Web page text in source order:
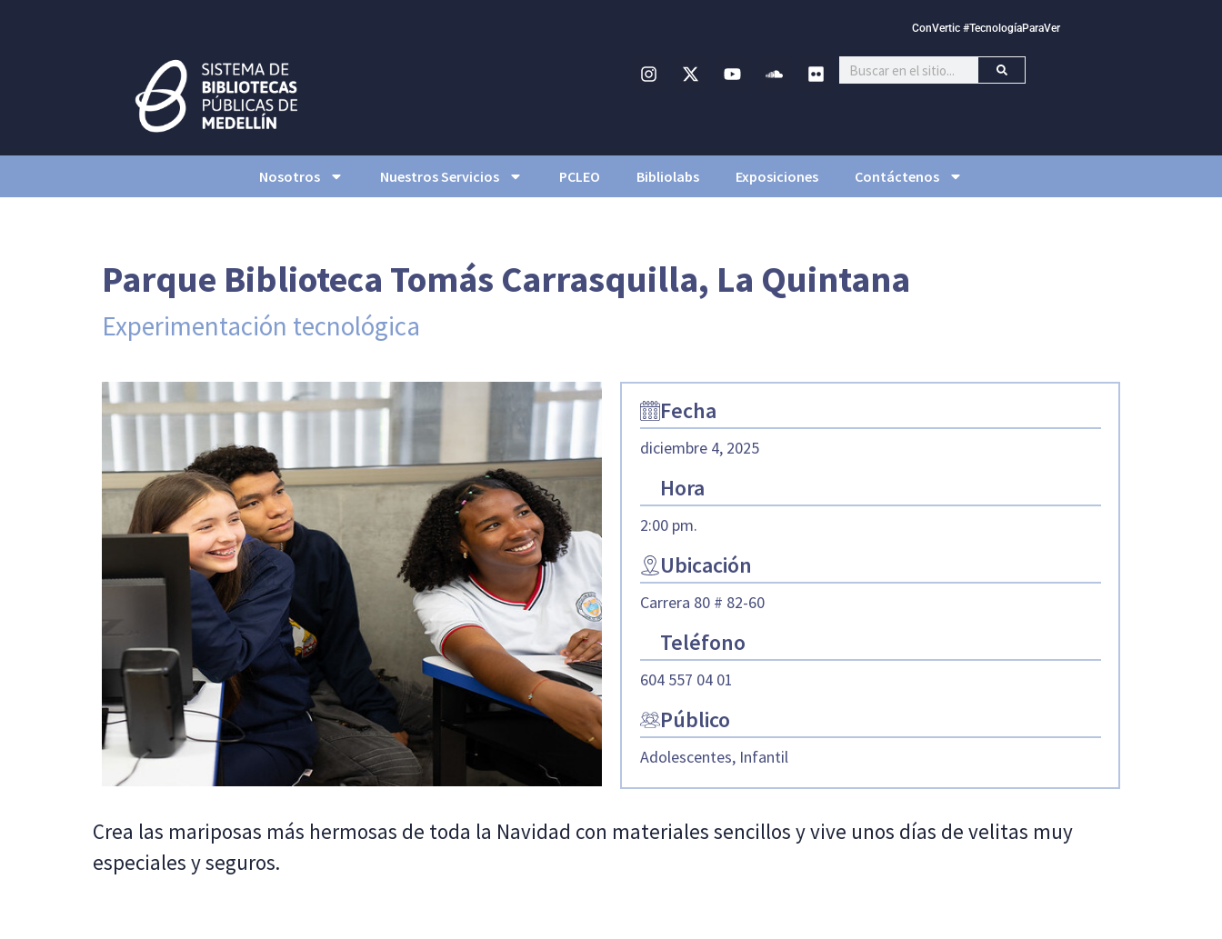
ConVertic #TecnologíaParaVer
Nosotros Nuestros Servicios PCLEO Bibliolabs Exposiciones Contáctenos
Parque Biblioteca Tomás Carrasquilla, La Quintana
Experimentación tecnológica
Fecha
diciembre 4, 2025
Hora
2:00 pm.
Ubicación
Carrera 80 # 82-60
Teléfono
604 557 04 01
Público
Adolescentes, Infantil
Crea las mariposas más hermosas de toda la Navidad con materiales sencillos y vive unos días de velitas muy
especiales y seguros.